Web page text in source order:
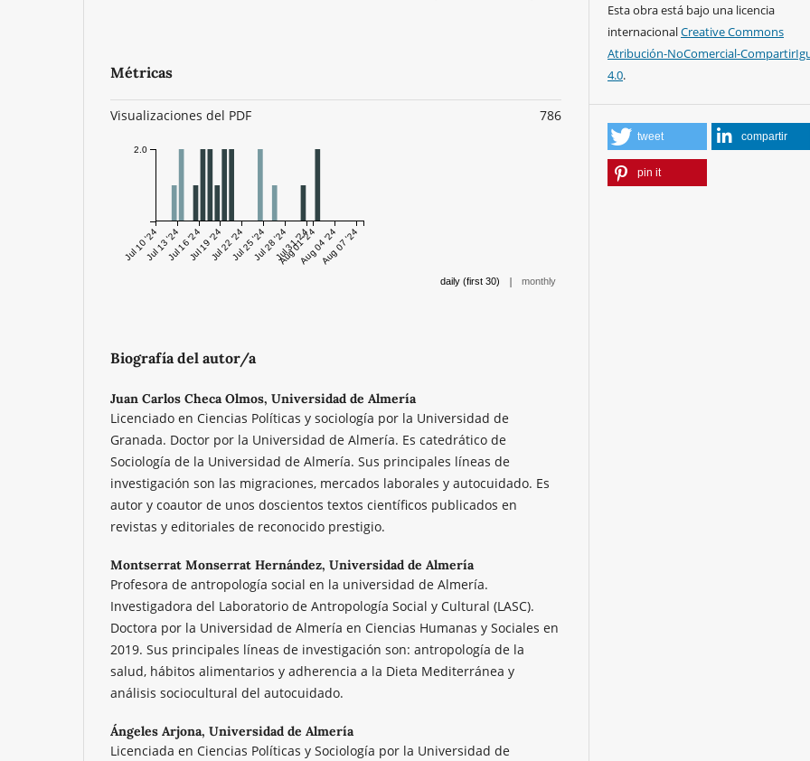
Métricas
Visualizaciones del PDF 786
Jul 10 '24Jul 13 '24Jul 16 '24Jul 19 '24Jul 22 '24Jul 25 '24Jul 28 '24Jul 31 '24
Aug 01 '24Aug 04 '24Aug 07 '24
2.0
daily (first 30) | monthly
Biografía del autor/a
Juan Carlos Checa Olmos, Universidad de Almería
Licenciado en Ciencias Políticas y sociología por la Universidad de
Granada. Doctor por la Universidad de Almería. Es catedrático de
Sociología de la Universidad de Almería. Sus principales líneas de
investigación son las migraciones, mercados laborales y autocuidado. Es
autor y coautor de unos doscientos textos científicos publicados en
revistas y editoriales de reconocido prestigio.
Montserrat Monserrat Hernández, Universidad de Almería
Profesora de antropología social en la universidad de Almería.
Investigadora del Laboratorio de Antropología Social y Cultural (LASC).
Doctora por la Universidad de Almería en Ciencias Humanas y Sociales en
2019. Sus principales líneas de investigación son: antropología de la
salud, hábitos alimentarios y adherencia a la Dieta Mediterránea y
análisis sociocultural del autocuidado.
Ángeles Arjona, Universidad de Almería
Licenciada en Ciencias Políticas y Sociología por la Universidad de
Esta obra está bajo una licencia
internacionalCreative Commons
Atribución-NoComercial-
4.0.
tweet compartir
pin it